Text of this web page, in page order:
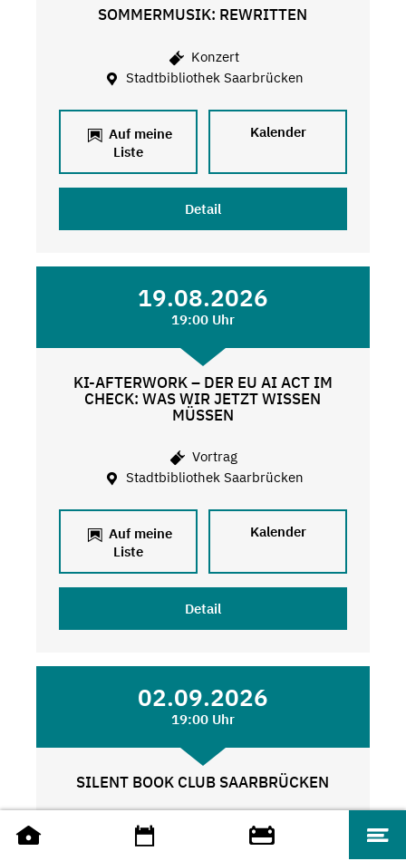
SOMMERMUSIK: REWRITTEN
Konzert
Stadtbibliothek Saarbrücken
Auf meine
Liste
Kalender
Detail
19.08.2026
19:00 Uhr
KI-AFTERWORK – DER EU AI ACT IM
CHECK: WAS WIR JETZT WISSEN
MÜSSEN
Vortrag
Stadtbibliothek Saarbrücken
Auf meine
Liste
Kalender
Detail
02.09.2026
19:00 Uhr
SILENT BOOK CLUB SAARBRÜCKEN
Weitere Angebote
Stadtbibliothek Saarbrücken